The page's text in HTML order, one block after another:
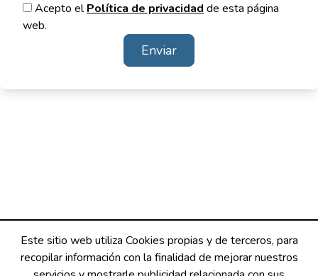
Acepto elPolítica de privacidad
web.
Enviar
Este sitio web utiliza Cookies propias y de terceros, para
recopilar información con la finalidad de mejorar nuestros